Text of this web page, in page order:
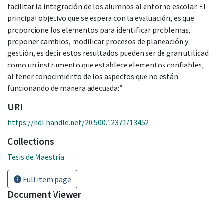
facilitar la integración de los alumnos al entorno escolar. El
principal objetivo que se espera con la evaluación, es que
proporcione los elementos para identificar problemas,
proponer cambios, modificar procesos de planeación y
gestión, es decir estos resultados pueden ser de gran utilidad
como un instrumento que establece elementos confiables,
al tener conocimiento de los aspectos que no están
funcionando de manera adecuada:”
URI
https://hdl.handle.net/20.500.12371/13452
Collections
Tesis de Maestría
Full item page
Document Viewer